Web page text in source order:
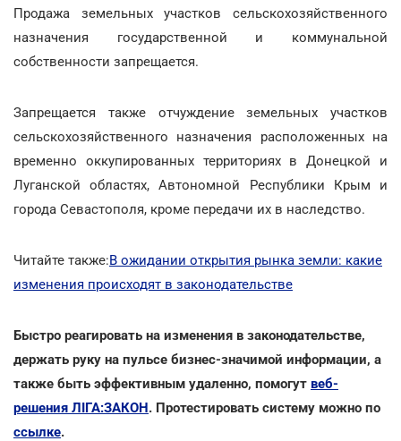
Продажа земельных участков сельскохозяйственного
назначения государственной и коммунальной
собственности запрещается.
Запрещается также отчуждение земельных участков
сельскохозяйственного назначения расположенных на
временно оккупированных территориях в Донецкой и
Луганской областях, Автономной Республики Крым и
города Севастополя, кроме передачи их в наследство.
Читайте также:В ожидании открытия рынка земли: какие
изменения происходят в законодательстве
Быстро реагировать на изменения в законодательстве,
держать руку на пульсе бизнес-значимой информации, а
также быть эффективным удаленно, помогут веб-
решения ЛІГА:ЗАКОН. Протестировать систему можно по
ссылке.